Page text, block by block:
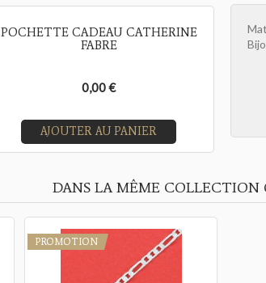
POCHETTE CADEAU CATHERINE
FABRE
0,00 €
AJOUTER AU PANIER
DANS LA MÊME COLLECTION
PROMOTION